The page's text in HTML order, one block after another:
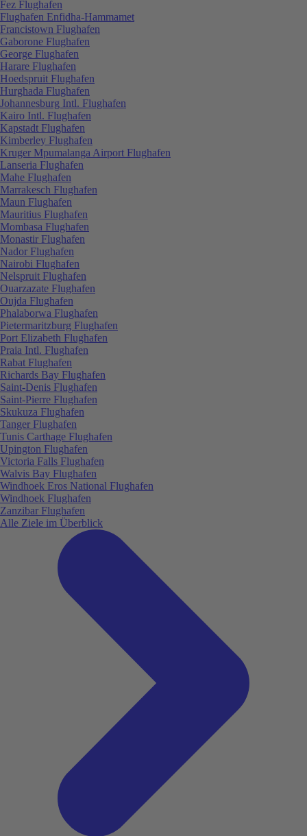
Fez Flughafen
Flughafen Enfidha-Hammamet
Francistown Flughafen
Gaborone Flughafen
George Flughafen
Harare Flughafen
Hoedspruit Flughafen
Hurghada Flughafen
Johannesburg Intl. Flughafen
Kairo Intl. Flughafen
Kapstadt Flughafen
Kimberley Flughafen
Kruger Mpumalanga Airport Flughafen
Lanseria Flughafen
Mahe Flughafen
Marrakesch Flughafen
Maun Flughafen
Mauritius Flughafen
Mombasa Flughafen
Monastir Flughafen
Nador Flughafen
Nairobi Flughafen
Nelspruit Flughafen
Ouarzazate Flughafen
Oujda Flughafen
Phalaborwa Flughafen
Pietermaritzburg Flughafen
Port Elizabeth Flughafen
Praia Intl. Flughafen
Rabat Flughafen
Richards Bay Flughafen
Saint-Denis Flughafen
Saint-Pierre Flughafen
Skukuza Flughafen
Tanger Flughafen
Tunis Carthage Flughafen
Upington Flughafen
Victoria Falls Flughafen
Walvis Bay Flughafen
Windhoek Eros National Flughafen
Windhoek Flughafen
Zanzibar Flughafen
Alle Ziele im Überblick